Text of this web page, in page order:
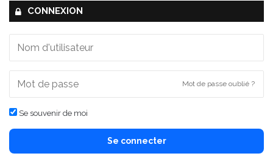
CONNEXION
Mot de passe oublié ?
Se souvenir de moi
Se connecter